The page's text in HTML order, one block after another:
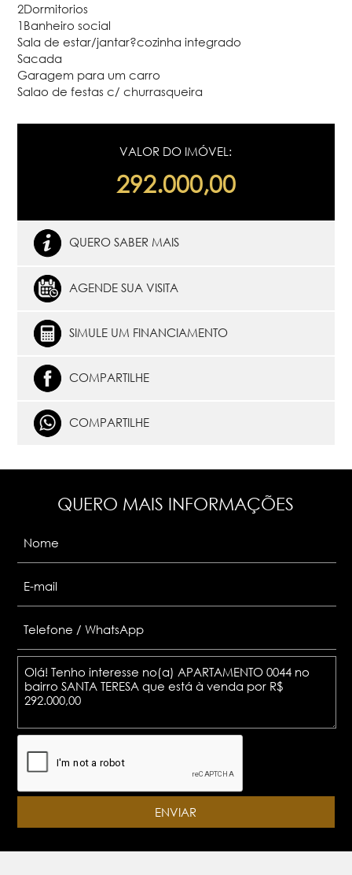
2Dormitorios
1Banheiro social
Sala de estar/jantar?cozinha integrado
Sacada
Garagem para um carro
Salao de festas c/ churrasqueira
VALOR DO IMÓVEL:
292.000,00
QUERO SABER MAIS
AGENDE SUA VISITA
SIMULE UM FINANCIAMENTO
COMPARTILHE
COMPARTILHE
QUERO MAIS INFORMAÇÕES